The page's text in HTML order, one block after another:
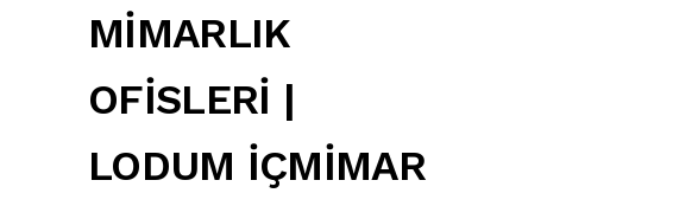
MİMARLIK
OFİSLERİ |
LODUM İÇMİMAR